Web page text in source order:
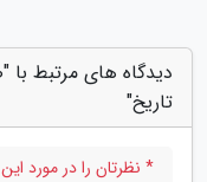
دیدگاه های مرتبط
تاریخ"
* نظرتان را در مورد این